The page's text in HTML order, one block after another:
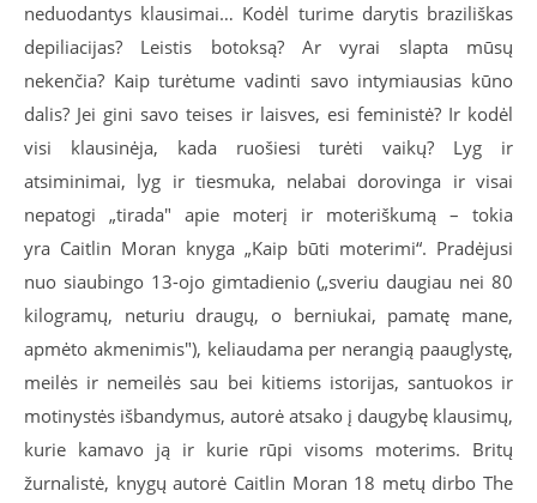
neduodantys klausimai… Kodėl turime darytis braziliškas
depiliacijas? Leistis botoksą? Ar vyrai slapta mūsų
nekenčia? Kaip turėtume vadinti savo intymiausias kūno
dalis? Jei gini savo teises ir laisves, esi feministė? Ir kodėl
visi klausinėja, kada ruošiesi turėti vaikų? Lyg ir
atsiminimai, lyg ir tiesmuka, nelabai dorovinga ir visai
nepatogi „tirada" apie moterį ir moteriškumą – tokia
yra Caitlin Moran knyga „Kaip būti moterimi“. Pradėjusi
nuo siaubingo 13-ojo gimtadienio („sveriu daugiau nei 80
kilogramų, neturiu draugų, o berniukai, pamatę mane,
apmėto akmenimis"), keliaudama per nerangią paauglystę,
meilės ir nemeilės sau bei kitiems istorijas, santuokos ir
motinystės išbandymus, autorė atsako į daugybę klausimų,
kurie kamavo ją ir kurie rūpi visoms moterims. Britų
žurnalistė, knygų autorė Caitlin Moran 18 metų dirbo The